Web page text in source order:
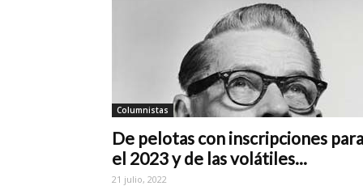
Columnistas
De pelotas con inscripciones para
el 2023 y de las volátiles...
21 julio, 2022